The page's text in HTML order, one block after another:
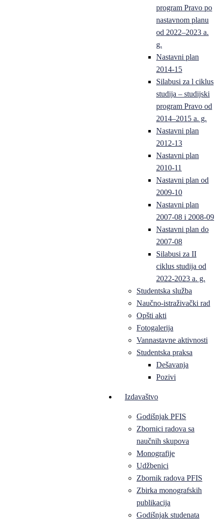
program Pravo po
nastavnom planu
od 2022–2023 a.
g.
Nastavni plan
2014-15
Silabusi za l ciklus
studija – studijski
program Pravo od
2014–2015 a. g.
Nastavni plan
2012-13
Nastavni plan
2010-11
Nastavni plan od
2009-10
Nastavni plan
2007-08 i 2008-09
Nastavni plan do
2007-08
Silabusi za II
ciklus studija od
2022-2023 a. g.
Studentska služba
Naučno-istraživački rad
Opšti akti
Fotogalerija
Vannastavne aktivnosti
Studentska praksa
Dešavanja
Pozivi
Izdavaštvo
Godišnjak PFIS
Zbornici radova sa
naučnih skupova
Monografije
Udžbenici
Zbornik radova PFIS
Zbirka monografskih
publikacija
Godišnjak studenata